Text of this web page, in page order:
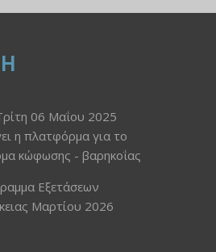
06 Μαΐου 2025
η πλατφόρμα για το
κώφωσης - βαρηκοΐας
Εξετάσεων
Μαρτίου 2026